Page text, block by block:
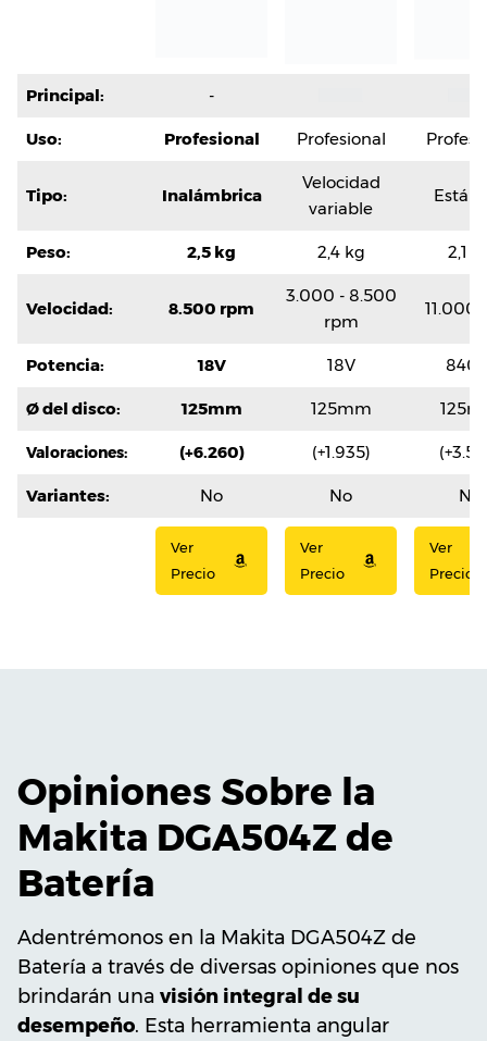
Principal: -
Uso: Profesional Profesional
Tipo: Inalámbrica
Velocidad
variable
Peso: 2,5 kg 2,4 kg 2,1
Velocidad: 8.500 rpm
3.000 - 8.500
rpm
11.000
Potencia: 18V 18V
Ø del disco: 125mm 125mm
Valoraciones: (+6.260) (+1.935)
Variantes: No No No
Ver
Precio
Ver
Precio
Ver
Precio
Opiniones Sobre la
Makita DGA504Z de
Batería
Adentrémonos en la Makita DGA504Z de
Batería a través de diversas opiniones que nos
brindarán una visión integral de su
desempeño. Esta herramienta angular